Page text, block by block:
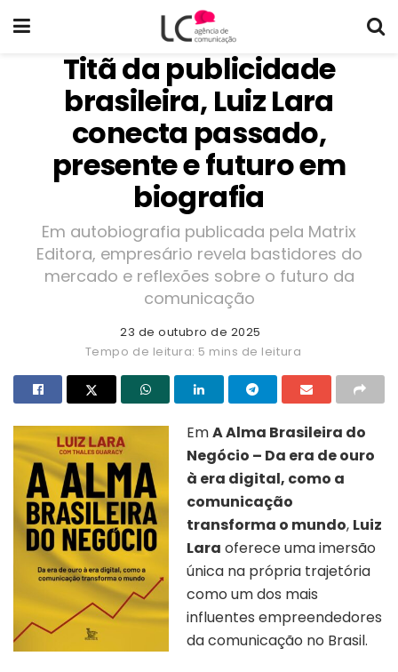
Titã da publicidade
brasileira, Luiz Lara
conecta passado,
presente e futuro em
biografia
Em autobiografia publicada pela Matrix
Editora, empresário revela bastidores do
mercado e reflexões sobre o futuro da
comunicação
23 de outubro de 2025
Tempo de leitura: 5 mins de leitura
EmA Alma Brasileira do
Negócio – Da era de ouro
à era digital, como a
comunicação
transforma o mundo, Luiz
Lara oferece uma imersão
única na própria trajetória
como um dos mais
influentes empreendedores
da comunicação no Brasil.